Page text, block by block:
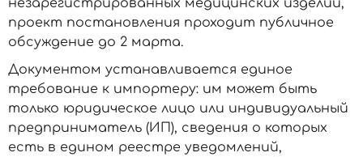
незарегистрированных медицинских изделий,
проект постановления проходит публичное
обсуждение до 2 марта.
Документом устанавливается единое
требование к импортеру: им может быть
только юридическое лицо или индивидуальный
предприниматель (ИП), сведения о которых
есть в едином реестре уведомлений,